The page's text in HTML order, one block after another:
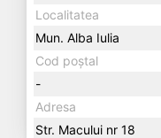
Localitatea
Mun. Alba Iulia
Cod poștal
-
Adresa
Str. Macului nr 18